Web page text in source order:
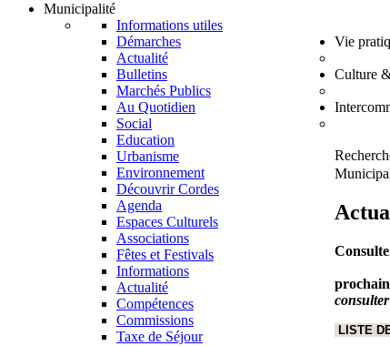
Municipalité
Informations utiles
Démarches
Actualité
Bulletins
Marchés Publics
Vie
Au Quotidien
Social
Education
Urbanisme
Environnement
Culture
Découvrir Cordes
Agenda
Espaces Culturels
Associations
Fêtes et Festivals
Informations
Actualité
Compétences
Commissions
Taxe de Séjour
LISTE